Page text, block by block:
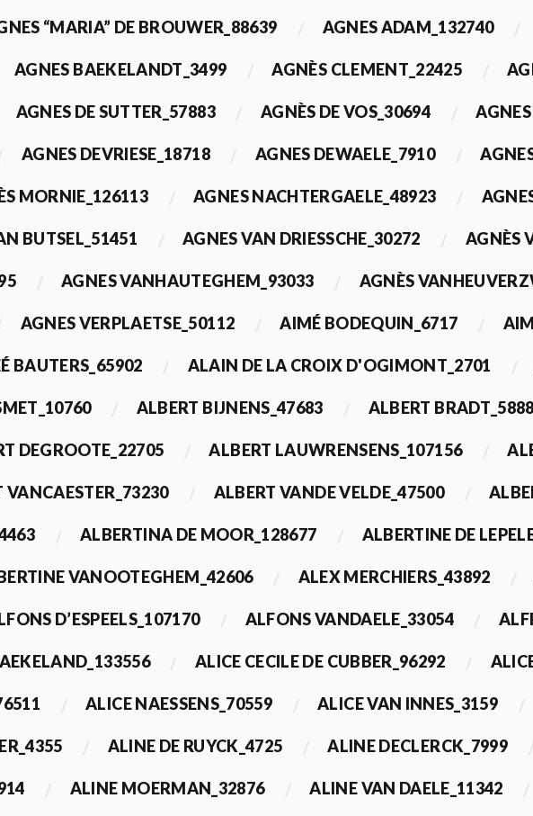
“MARIA” DE BROUWER_88639 AGNES ADAM_132740
AGNES BAEKELANDT_3499 AGNÈS CLEMENT_22425
AGNES DE SUTTER_57883 AGNÈS DE VOS_30694
AGNES DEVRIESE_18718 AGNES DEWAELE_7910
MORNIE_126113 AGNES NACHTERGAELE_48923
BUTSEL_51451 AGNES VAN DRIESSCHE_30272 AGNÈS
AGNES VANHAUTEGHEM_93033 AGNÈS
AGNES VERPLAETSE_50112 AIMÉ BODEQUIN_6717
BAUTERS_65902 ALAIN DE LA CROIX D'OGIMONT_2701
ALBERT BIJNENS_47683 ALBERT
DEGROOTE_22705 ALBERT LAUWRENSENS_107156
VANCAESTER_73230 ALBERT VANDE VELDE_47500
ALBERTINA DE MOOR_128677 ALBERTINE DE
VANOOTEGHEM_42606 ALEX MERCHIERS_43892
D’ESPEELS_107170 ALFONS VANDAELE_33054
ALICE CECILE DE CUBBER_96292
ALICE NAESSENS_70559 ALICE VAN INNES_3159
ALINE DE RUYCK_4725 ALINE DECLERCK_7999
ALINE MOERMAN_32876 ALINE VAN DAELE_11342